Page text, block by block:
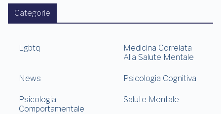
Categorie
Lgbtq
Medicina Correlata
Alla Salute Mentale
News Psicologia Cognitiva
Psicologia
Comportamentale
Salute Mentale